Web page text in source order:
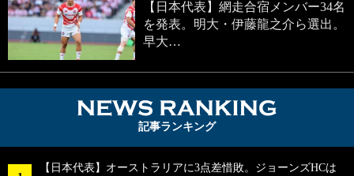
【日本代表】網走合宿メンバー34名
を発表。明大・伊藤龍之介ら選出。
早大…
記事ランキング
【日本代表】オーストラリアに3点差惜敗。ジョーンズHCは